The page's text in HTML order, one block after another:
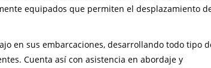
equipados que permiten el desplazamiento
en sus embarcaciones, desarrollando todo tipo
Cuenta así con asistencia en abordaje y